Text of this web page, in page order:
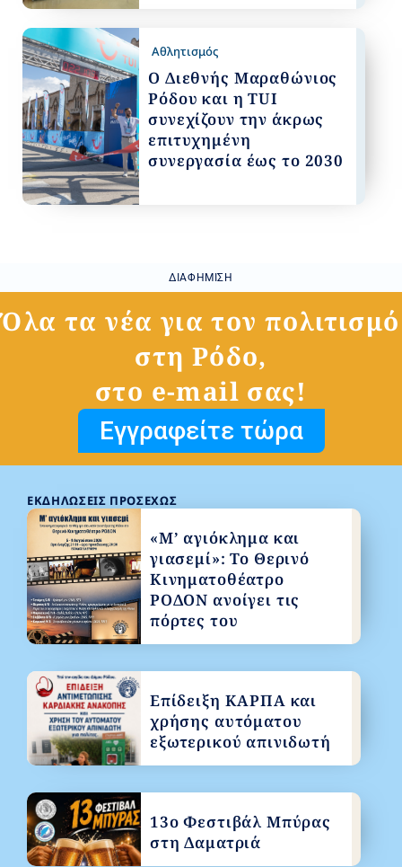
Αθλητισμός
Ο Διεθνής Μαραθώνιος
Ρόδου και η TUI
συνεχίζουν την άκρως
επιτυχημένη
συνεργασία έως το 2030
ΔΙΑΦΉΜΙΣΗ
Όλα τα νέα για τον πολιτισμό
στη Ρόδο,
στο e-mail σας!
Εγγραφείτε τώρα
ΕΚΔΗΛΏΣΕΙΣ ΠΡΟΣΕΧΏΣ
«Μ’ αγιόκλημα και
γιασεμί»: Το Θερινό
Κινηματοθέατρο
ΡΟΔΟΝ ανοίγει τις
πόρτες του
Επίδειξη ΚΑΡΠΑ και
χρήσης αυτόματου
εξωτερικού απινιδωτή
13ο Φεστιβάλ Μπύρας
στη Δαματριά